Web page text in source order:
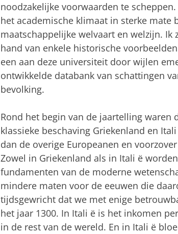
noodzakelijke voorwaarden te
het academische klimaat in sterke mate
maatschappelijke welvaart en welzijn.
hand van enkele historische
een aan deze universiteit door wijlen
ontwikkelde databank van schattingen
bevolking.
Rond het begin van de jaartelling waren
klassieke beschaving Griekenland en Itali
dan de overige Europeanen en
Zowel in Griekenland als in Itali ë
fundamenten van de moderne
mindere maten voor de eeuwen die
tijdsgewricht dat we met enige
het jaar 1300. In Itali ë is het inkomen
in de rest van de wereld. En in Itali ë